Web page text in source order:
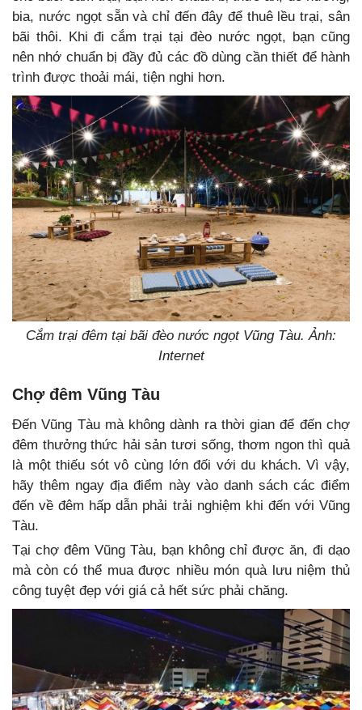
bia, nước ngọt sẵn và chỉ đến đây để thuê lều trại, sân
bãi thôi. Khi đi cắm trại tại đèo nước ngọt, bạn cũng
nên nhớ chuẩn bị đầy đủ các đồ dùng cần thiết để hành
trình được thoải mái, tiện nghi hơn.
Cắm trại đêm tại bãi đèo nước ngọt Vũng Tàu. Ảnh:
Internet
Chợ đêm Vũng Tàu
Đến Vũng Tàu mà không dành ra thời gian để đến chợ
đêm thưởng thức hải sản tươi sống, thơm ngon thì quả
là một thiếu sót vô cùng lớn đối với du khách. Vì vậy,
hãy thêm ngay địa điểm này vào danh sách các điểm
đến về đêm hấp dẫn phải trải nghiệm khi đến với Vũng
Tàu.
Tại chợ đêm Vũng Tàu, bạn không chỉ được ăn, đi dạo
mà còn có thể mua được nhiều món quà lưu niệm thủ
công tuyệt đẹp với giá cả hết sức phải chăng.